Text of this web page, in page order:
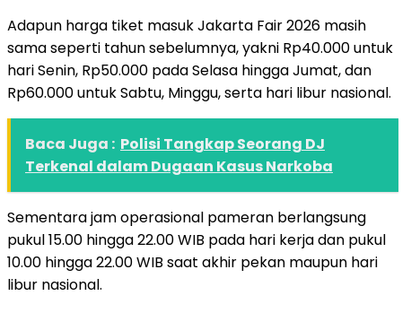
Adapun harga tiket masuk Jakarta Fair 2026 masih
sama seperti tahun sebelumnya, yakni Rp40.000 untuk
hari Senin, Rp50.000 pada Selasa hingga Jumat, dan
Rp60.000 untuk Sabtu, Minggu, serta hari libur nasional.
Baca Juga : Polisi Tangkap Seorang DJ
Terkenal dalam Dugaan Kasus Narkoba
Sementara jam operasional pameran berlangsung
pukul 15.00 hingga 22.00 WIB pada hari kerja dan pukul
10.00 hingga 22.00 WIB saat akhir pekan maupun hari
libur nasional.